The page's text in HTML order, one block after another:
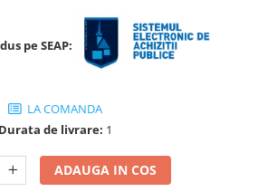
pe SEAP:
LA COMANDA
Durata de livrare: 1
ADAUGA IN COS